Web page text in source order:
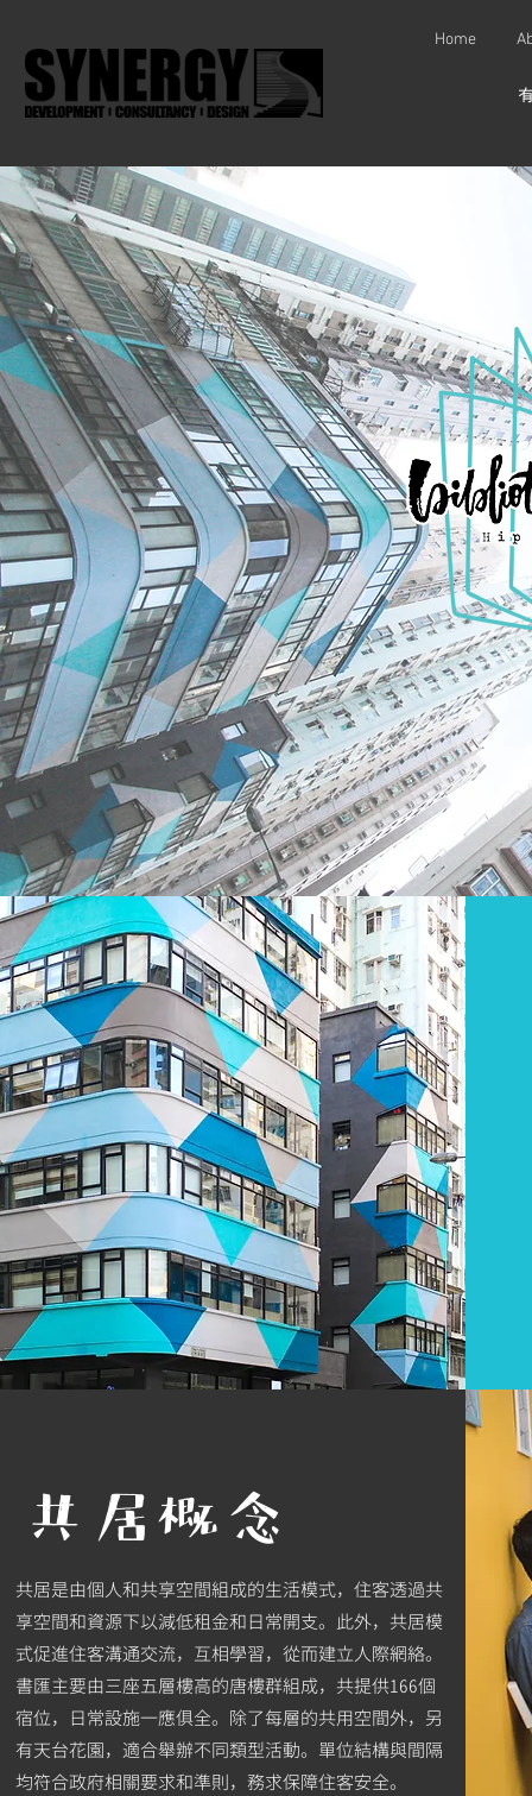
Home
​共居概念
共居是由個人和共享空間組成的生活模式，住客透過共
享空間和資源下以減低租金和日常開支。此外，共居模
式促進住客溝通交流，互相學習，從而建立人際網絡。
書匯主要由三座五層樓高的唐樓群組成，共提供166個
宿位，日常設施一應俱全。除了每層的共用空間外，另
有天台花園，適合舉辦不同類型活動。單位結構與間隔
均符合政府相關要求和準則，務求保障住客安全。